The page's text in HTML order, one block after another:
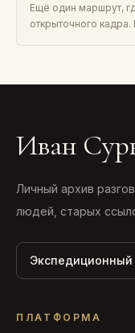
Ещё один маршрут,
открыточного
Иван
Личный архив
людей, старых
ПЛАТФОРМА